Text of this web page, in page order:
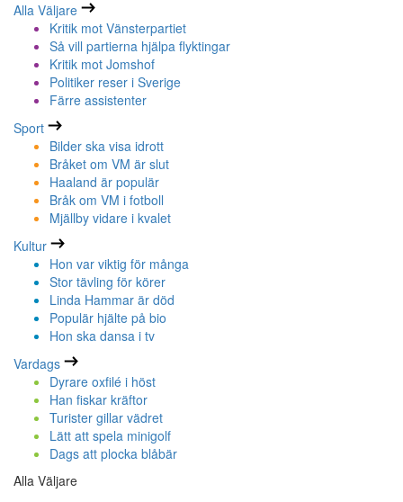
Alla Väljare
Kritik mot Vänsterpartiet
Så vill partierna hjälpa flyktingar
Kritik mot Jomshof
Politiker reser i Sverige
Färre assistenter
Sport
Bilder ska visa idrott
Bråket om VM är slut
Haaland är populär
Bråk om VM i fotboll
Mjällby vidare i kvalet
Kultur
Hon var viktig för många
Stor tävling för körer
Linda Hammar är död
Populär hjälte på bio
Hon ska dansa i tv
Vardags
Dyrare oxfilé i höst
Han fiskar kräftor
Turister gillar vädret
Lätt att spela minigolf
Dags att plocka blåbär
Alla Väljare